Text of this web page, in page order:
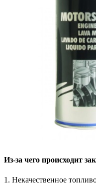
Из-за чего происходит
1. Некачественное